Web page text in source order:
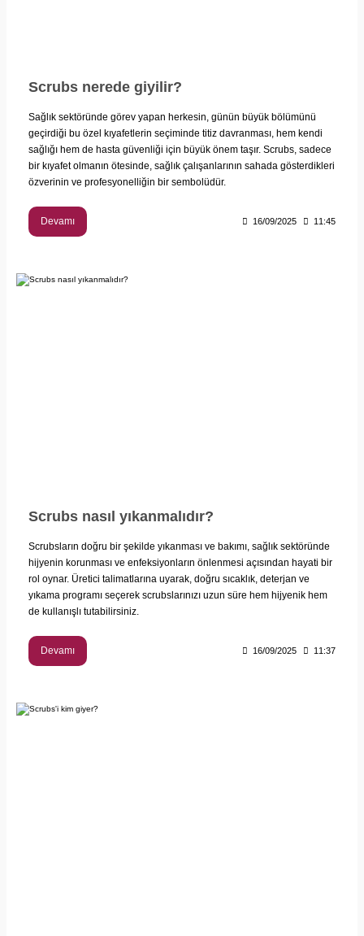
Scrubs nerede giyilir?
Sağlık sektöründe görev yapan herkesin, günün büyük bölümünü
geçirdiği bu özel kıyafetlerin seçiminde titiz davranması, hem kendi
sağlığı hem de hasta güvenliği için büyük önem taşır. Scrubs, sadece
bir kıyafet olmanın ötesinde, sağlık çalışanlarının sahada gösterdikleri
özverinin ve profesyonelliğin bir sembolüdür.
Devamı 16/09/2025 11:45
Scrubs nasıl yıkanmalıdır?
Scrubsların doğru bir şekilde yıkanması ve bakımı, sağlık sektöründe
hijyenin korunması ve enfeksiyonların önlenmesi açısından hayati bir
rol oynar. Üretici talimatlarına uyarak, doğru sıcaklık, deterjan ve
yıkama programı seçerek scrubslarınızı uzun süre hem hijyenik hem
de kullanışlı tutabilirsiniz.
Devamı 16/09/2025 11:37